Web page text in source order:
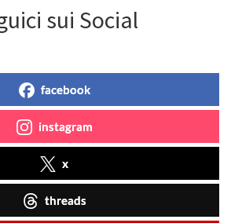
sui Social
facebook
instagram
x
threads